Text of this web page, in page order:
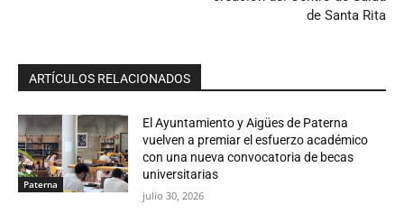
de Santa Rita
ARTÍCULOS RELACIONADOS
Paterna
El Ayuntamiento y Aigües de Paterna
vuelven a premiar el esfuerzo académico
con una nueva convocatoria de becas
universitarias
julio 30, 2026